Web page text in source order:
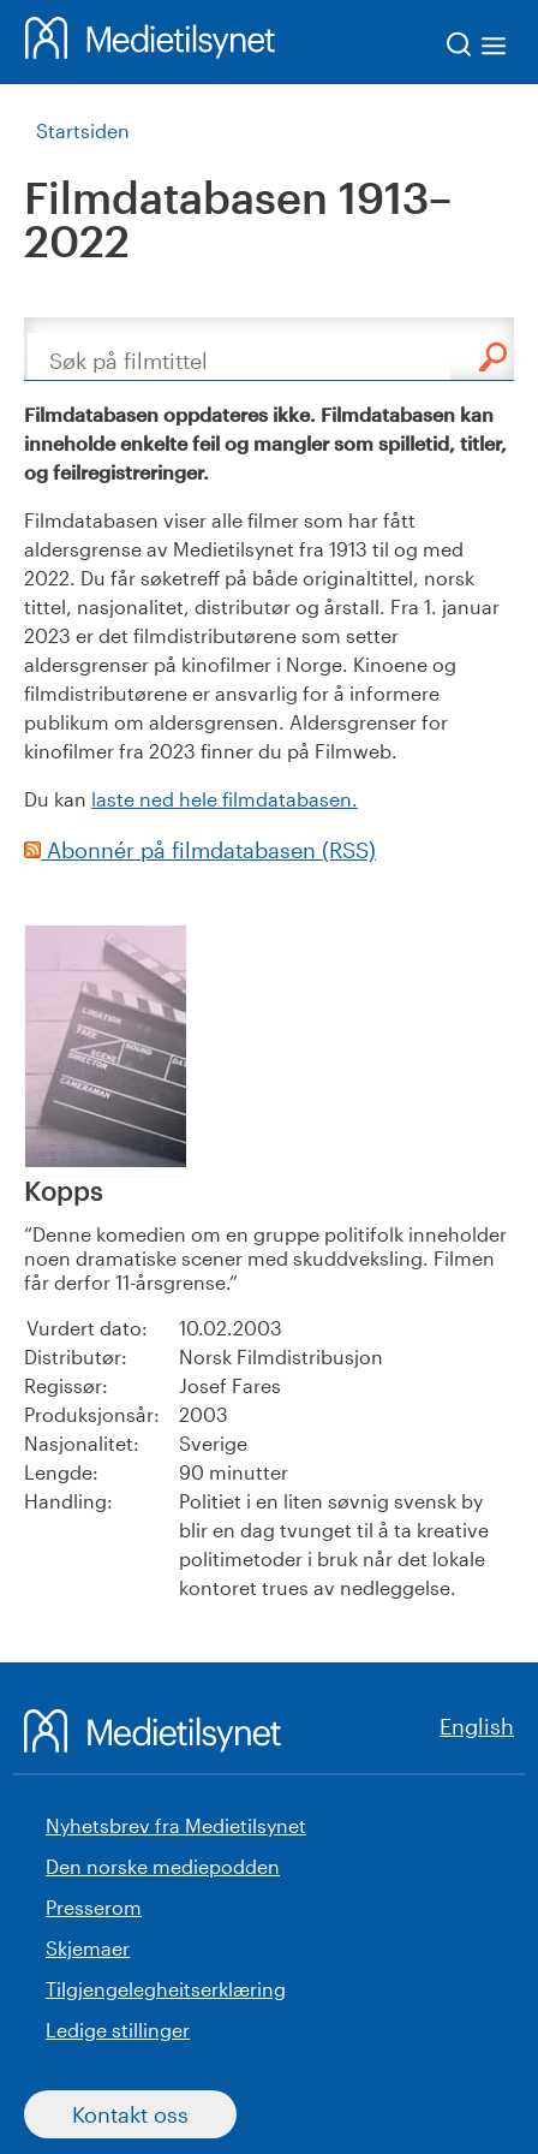
Startsiden
Filmdatabasen 1913–
2022
Søk
Filmdatabasen oppdateres ikke. Filmdatabasen kan
inneholde enkelte feil og mangler som spilletid, titler,
og feilregistreringer.
Filmdatabasen viser alle filmer som har fått
aldersgrense av Medietilsynet fra 1913 til og med
2022. Du får søketreff på både originaltittel, norsk
tittel, nasjonalitet, distributør og årstall. Fra 1. januar
2023 er det filmdistributørene som setter
aldersgrenser på kinofilmer i Norge. Kinoene og
filmdistributørene er ansvarlig for å informere
publikum om aldersgrensen. Aldersgrenser for
kinofilmer fra 2023 finner du på Filmweb.
Du kan laste ned hele filmdatabasen.
Abonnér på filmdatabasen (RSS)
Kopps
Denne komedien om en gruppe politifolk inneholder
noen dramatiske scener med skuddveksling. Filmen
får derfor 11-årsgrense.
Vurdert dato:
10.02.2003
Distributør:
Norsk Filmdistribusjon
Regissør:
Josef Fares
Produksjonsår:
2003
Nasjonalitet:
Sverige
Lengde:
90 minutter
Handling:
Politiet i en liten søvnig svensk by
blir en dag tvunget til å ta kreative
politimetoder i bruk når det lokale
kontoret trues av nedleggelse.
English
Nyhetsbrev fra Medietilsynet
Den norske mediepodden
Presserom
Skjemaer
Tilgjengelegheitserklæring
Ledige stillinger
Kontakt oss